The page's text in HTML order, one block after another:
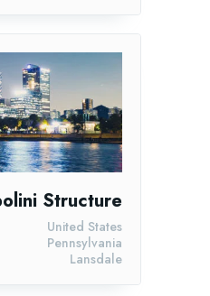
Structure
Lansdale
Pennsylvania
United States